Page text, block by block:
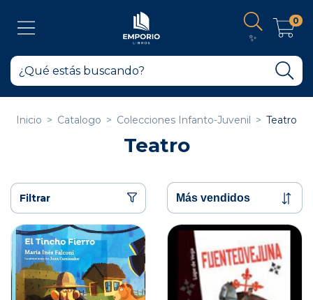
✨
0
Inicio > Catalogo > Colecciones Infanto-Juvenil > Teatro
Teatro
Filtrar